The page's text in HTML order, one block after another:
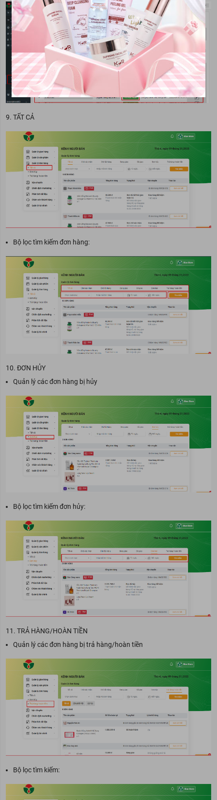
9. TẤT CẢ
Bộ lọc tìm kiếm đơn hàng:
10. ĐƠN HỦY
Quản lý các đơn hàng bị hủy
Bộ lọc tìm kiếm đơn hủy:
11. TRẢ HÀNG/HOÀN TIỀN
Quản lý các đơn hàng bị trả hàng/hoàn tiền
Bộ lọc tìm kiếm: